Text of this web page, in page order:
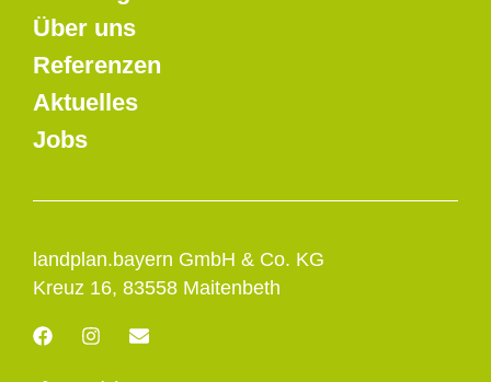
landplan.bayern GmbH & Co. KG
Kreuz 16, 83558 Maitenbeth
F
a
I
n
E
Über uns
Referenzen
Aktuelles
Jobs